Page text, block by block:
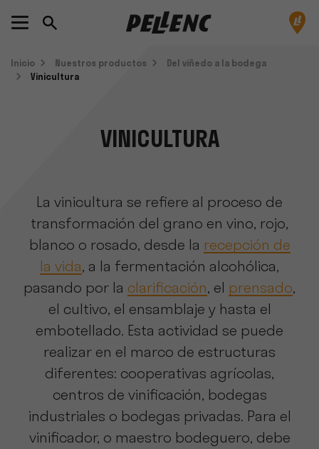
Inicio Nuestros productos
Del viñedo a la bodega
Vinicultura
VINICULTURA
La vinicultura se refiere al proceso de
transformación del grano en vino, rojo,
blanco o rosado, desde la recepción de
la vida, a la fermentación alcohólica,
pasando por la clarificación, el prensado,
el cultivo, el ensamblaje y hasta el
embotellado. Esta actividad se puede
realizar en el marco de estructuras
diferentes: cooperativas agrícolas,
centros de vinificación, bodegas
industriales o bodegas privadas. Para el
vinificador, o maestro bodeguero, debe